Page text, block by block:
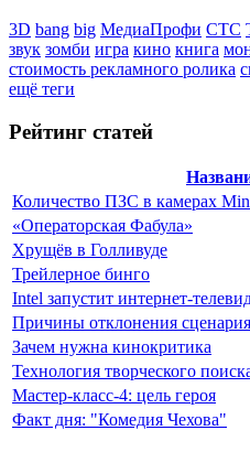
3D bang big МедиаПрофи СТС
звук зомби игра кино книга
стоимость рекламного ролика
ещё теги
Рейтинг статей
Количество ПЗС в камерах
«Операторская Фабула»
Хрущёв в Голливуде
Трейлерное бинго
Intel запустит интернет-
Причины отклонения сценария
Зачем нужна кинокритика
Технология творческого
Мастер-класс-4: цель героя
Факт дня: "Комедия Чехова"